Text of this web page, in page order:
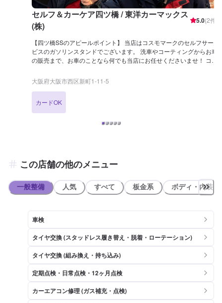
セルフ＆カーケア四ツ橋 / 東洋カーマックス
(株)
5.0(2件)
【四ツ橋SSのアピールポイント】 当店はコスモマークのセルフサー
ビスのガソリンスタンドでございます。 洗車やコーティングからお車
の販売まで、お車のことなら何でも当店にお任せくださいませ！ コー
い！ LINE会員になっていただくとお得なクーポンも発行可能でござ
いますので、お友達追加もお待ちしております！ 【営業時間につい
付: 18:00) 【待合室の詳細】 当店には ✅トイレ ✅椅子 ✅自動販売機
のご用意がございます！お気軽にご利用くださいませ！ 【資格保持
者・店舗の設備】 当店は2級整備士、複数の3級整備士が在籍してい
四ツ橋筋沿い、中央大通り手前左手にございます。コスモマークの看
板が目印です。
大阪府大阪市西区新町1-11-5
カードOK
この店舗の他のメニュー
一般整備 人気 すべて 板金系 ボディ・内装
車検
タイヤ交換 (スタッドレス履き替え・脱着・ローテーション)
タイヤ交換 (組み換え・持ち込み)
定期点検・日常点検・12ヶ月点検
カーエアコン修理 (ガス補充・点検)